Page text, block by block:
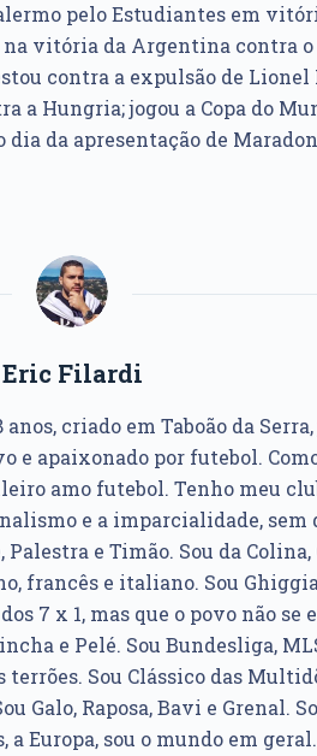
pelo Estudiantes em
na vitória da Argentina contra
contra a expulsão de Lionel
a Hungria; jogou a Copa do
da apresentação de
Eric Filardi
criado em Taboão da
e apaixonado por futebol.
amo futebol. Tenho meu
e a imparcialidade, sem
e Timão. Sou da Colina,
francês e italiano. Sou
7 x 1, mas que o povo não se
e Pelé. Sou Bundesliga,
terrões. Sou Clássico das
Galo, Raposa, Bavi e Grenal.
a Europa, sou o mundo em